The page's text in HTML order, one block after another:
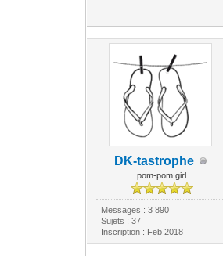
DK-tastrophe
pom-pom girl
Messages : 3 890
Sujets : 37
Inscription : Feb 2018